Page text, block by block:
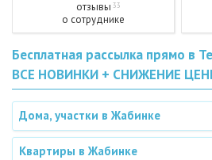
отзывы 33
о сотруднике
Бесплатная рассылка прямо в
ВСЕ НОВИНКИ + СНИЖЕНИЕ
Дома, участки в Жабинке
Квартиры в Жабинке